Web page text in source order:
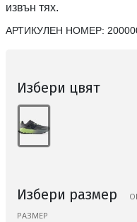
извън тях.
АРТИКУЛЕН НОМЕР:
Избери цвят
Избери размер
РАЗМЕР